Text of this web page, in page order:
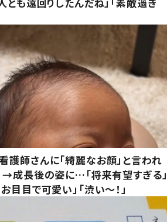
護師さんに「綺麗なお顔」と言われ
→成長後の姿に…「将来有望すぎる」
目目で可愛い」「渋い～！」